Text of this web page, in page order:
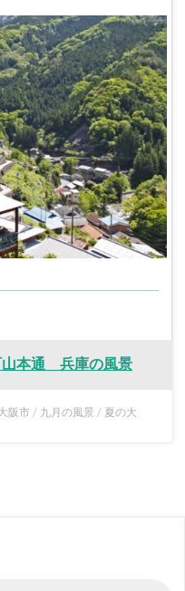
本通 兵庫の風景
阪市/ 九月の風景 / 夏の大